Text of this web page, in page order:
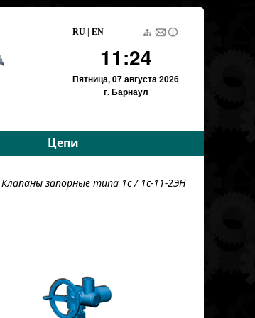
RU EN
11:24
Пятница,07 августа 2026
г. Барнаул
Цепи
Тяговые пластинчатые
Грузовые пластинчатые
Для энергетики
Клапаны запорные типа 1с/ 1c-11-2ЭН